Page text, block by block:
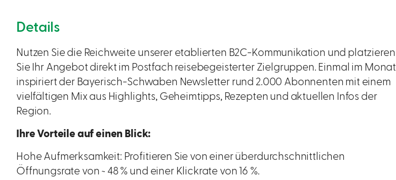
Details
Nutzen Sie die Reichweite unserer etablierten B2C-Kommunikation und platzieren
Sie Ihr Angebot direkt im Postfach reisebegeisterter Zielgruppen. Einmal im Monat
inspiriert der Bayerisch-Schwaben Newsletter rund 2.000 Abonnenten mit einem
vielfältigen Mix aus Highlights, Geheimtipps, Rezepten und aktuellen Infos der
Region.
Ihre Vorteile auf einen Blick:
Hohe Aufmerksamkeit: Profitieren Sie von einer überdurchschnittlichen
Öffnungsrate von ~ 48 % und einer Klickrate von 16 %.